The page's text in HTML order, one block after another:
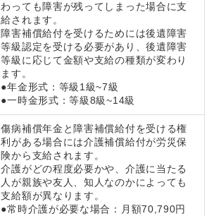
わっても障害が残ってしまった場合に支
給されます。
障害補償給付を受けるためには後遺障害
等級認定を受ける必要があり、後遺障害
等級に応じて金額や支給の種類が変わり
ます。
●年金形式：等級1級~7級
●一時金形式：等級8級~14級
傷病補償年金と障害補償給付を受ける権
利がある場合には介護補償給付が労災保
険から支給されます。
介護がどの程度必要かや、介護に当たる
人が親族や友人、知人なのかによっても
支給額が異なります。
●常時介護が必要な場合：月額70,790円